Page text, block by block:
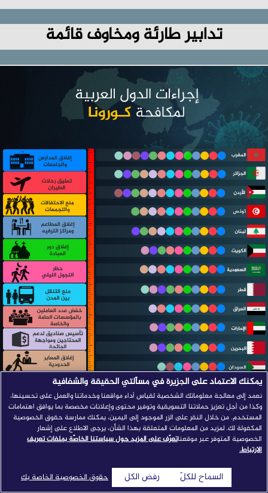
تدابير طارئة ومخاوف قائمة
يمكنك الاعتماد على الجزيرة في مسألتي الحقيقة والشفافية
نعمد إلى معالجة معلوماتك الشخصية لقياس أداء مواقعنا وخدماتنا والعمل على تحسينها،
وكذا من أجل تعزيز حملاتنا التسويقية وتوفير محتوى وإعلانات مخصصة بما يوافق اهتمامات
المستخدم. من خلال النقر على الزر الموجود إلى اليمين، يمكنك ممارسة حقوق الخصوصية
المكفولة لك. لمزيد من المعلومات المتعلقة بهذا الشأن، يرجى الاطلاع على إشعار
الخصوصية المتوفر عبر موقعناتعرّف على المزيد حول سياستنا الخاصّة بملفات تعريف
الارتباط.
حقوق الخصوصية الخاصة بك رفض الكل السماح للكلّ